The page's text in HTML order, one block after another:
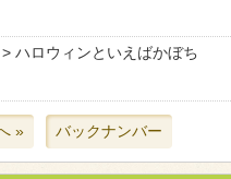
> ハロウィンといえばかぼち
» バックナンバー